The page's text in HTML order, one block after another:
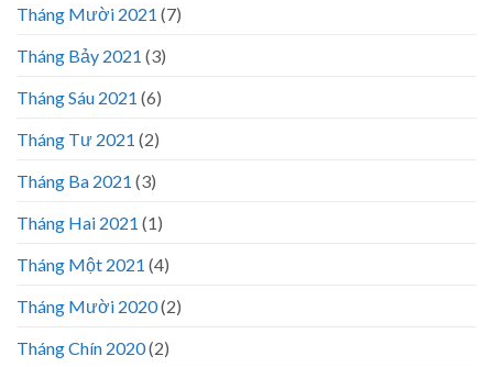
Tháng Mười 2021 (7)
Tháng Bảy 2021 (3)
Tháng Sáu 2021 (6)
Tháng Tư 2021 (2)
Tháng Ba 2021 (3)
Tháng Hai 2021 (1)
Tháng Một 2021 (4)
Tháng Mười 2020(2)
Tháng Chín 2020(2)